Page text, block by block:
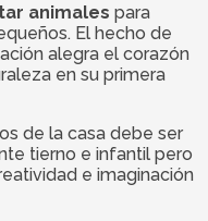
animales para
El hecho de
alegra el corazón
en su primera
de la casa debe ser
tierno e infantil pero
e imaginación